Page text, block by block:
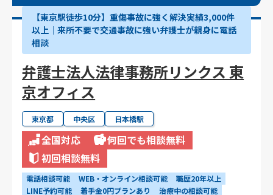
【東京駅徒歩10分】重傷事故に強く解決実績3,000件
以上│来所不要で交通事故に強い弁護士が親身に電話
相談
弁護士法人法律事務所リンクス 東
京オフィス
東京都 中央区 日本橋駅
全国対応
何回でも相談無料
初回相談無料
電話相談可能 WEB・オンライン相談可能
職歴20年以上
LINE予約可能
着手金0円プランあり
治療中の相談可能